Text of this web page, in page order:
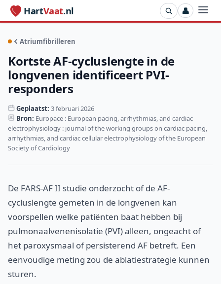
HartVaat.nl 👤
Atriumfibrilleren
Kortste AF-cycluslengte in de
longvenen identificeert PVI-
responders
Geplaatst: 3 februari 2026
Bron: Europace : European pacing, arrhythmias, and cardiac
electrophysiology : journal of the working groups on cardiac pacing,
arrhythmias, and cardiac cellular electrophysiology of the European
Society of Cardiology
De FARS-AF II studie onderzocht of de AF-
cycluslengte gemeten in de longvenen kan
voorspellen welke patiënten baat hebben bij
pulmonaalvenenisolatie (PVI) alleen, ongeacht of
het paroxysmaal of persisterend AF betreft. Een
eenvoudige meting zou de ablatiestrategie kunnen
sturen.